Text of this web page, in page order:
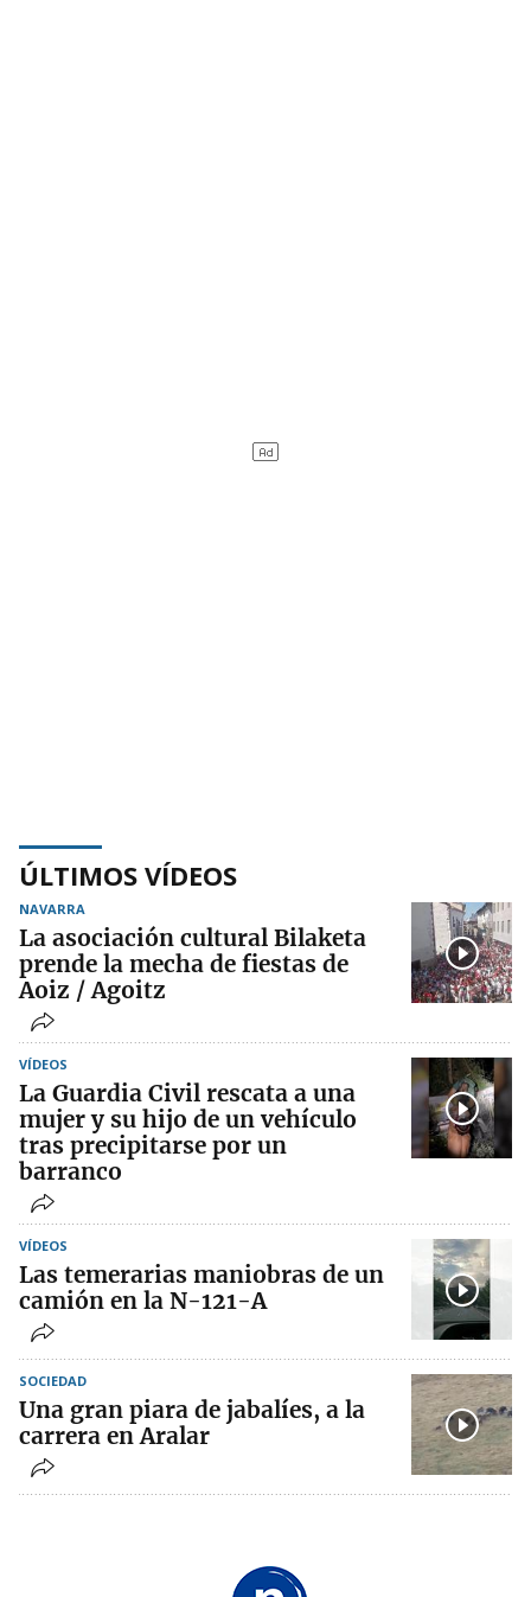
ÚLTIMOS VÍDEOS
NAVARRA
La asociación cultural Bilaketa
prende la mecha de fiestas de
Aoiz / Agoitz
VÍDEOS
La Guardia Civil rescata a una
mujer y su hijo de un vehículo
tras precipitarse por un
barranco
VÍDEOS
Las temerarias maniobras de un
camión en la N-121-A
SOCIEDAD
Una gran piara de jabalíes, a la
carrera en Aralar